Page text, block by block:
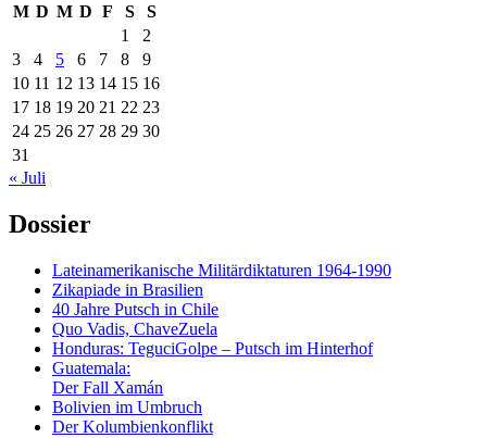
M D M D F S
S
1
2
3
4 5 6 7 8
9
10 11 12 13 14 15 16
17 18 19 20 21 22 23
24 25 26 27 28 29 30
31
« Juli
Dossier
Lateinamerikanische Militärdiktaturen 1964-1990
Zikapiade in Brasilien
40 Jahre Putsch in Chile
Quo Vadis, ChaveZuela
Honduras: TeguciGolpe – Putsch im Hinterhof
Guatemala:
Der Fall Xamán
Bolivien im Umbruch
Der Kolumbienkonflikt